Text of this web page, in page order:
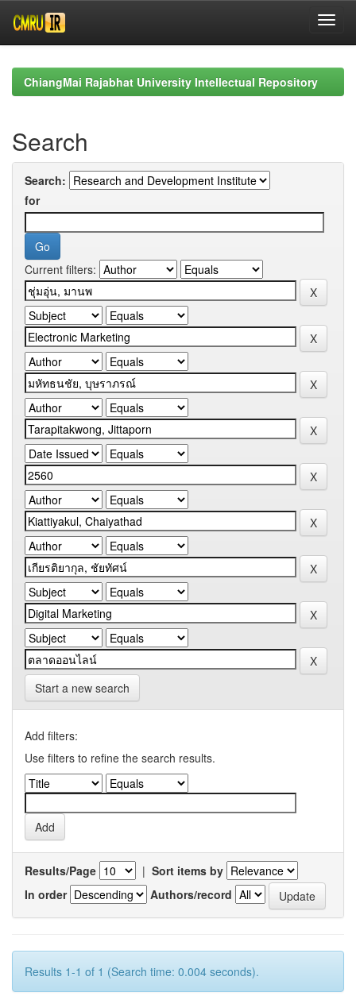
navigationChiangMai Rajabhat University Intellectual Repository
Search
Search:
for
Current filters:
Start a new search
Add filters:
Use filters to refine the search results.
Results/Page | Sort items by
In order
Authors/record
Results 1-1 of 1 (Search time: 0.004 seconds).